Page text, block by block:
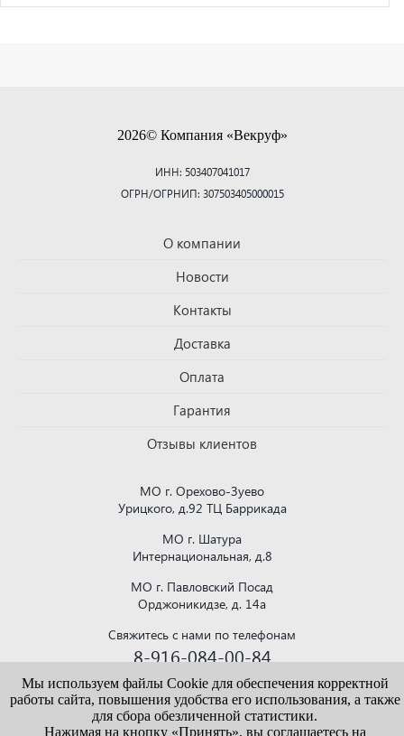
2026© Компания «Векруф»
ИНН: 503407041017
ОГРН/ОГРНИП: 307503405000015
О компании
Новости
Контакты
Доставка
Оплата
Гарантия
Отзывы клиентов
МО г. Орехово-Зуево
Урицкого, д.92 ТЦ Баррикада
МО г. Шатура
Интернациональная, д.8
МО г. Павловский Посад
Орджоникидзе, д. 14а
Свяжитесь с нами по телефонам
8-916-084-00-84
или напишите на почту
krovlya150@mail.ru
Мы используем файлы Cookie для обеспечения корректной
работы сайта, повышения удобства его использования, а также
для сбора обезличенной статистики.
Нажимая на кнопку «Принять», вы соглашаетесь на